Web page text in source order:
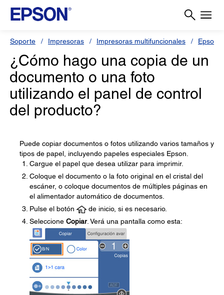
Soporte Impresoras Impresoras multifuncionales Epson L
¿Cómo hago una copia de un
documento o una foto
utilizando el panel de control
del producto?
Puede copiar documentos o fotos utilizando varios tamaños y
tipos de papel, incluyendo papeles especiales Epson.
Cargue el papel que desea utilizar para imprimir.
Coloque el documento o la foto original en el cristal del
escáner, o coloque documentos de múltiples páginas en
el alimentador automático de documentos.
Pulse el botón
de inicio, si es necesario.
Seleccione Copiar. Verá una pantalla como esta: